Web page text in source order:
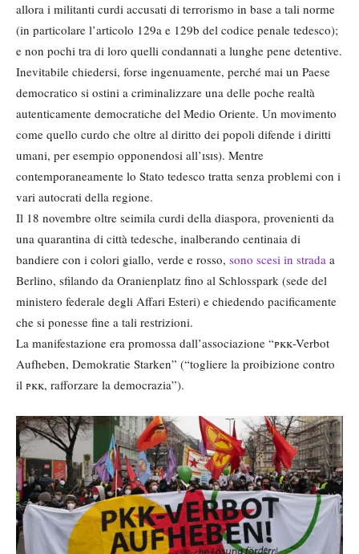
allora i militanti curdi accusati di terrorismo in base a tali norme
(in particolare l’articolo 129a e 129b del codice penale tedesco);
e non pochi tra di loro quelli condannati a lunghe pene detentive.
Inevitabile chiedersi, forse ingenuamente, perché mai un Paese
democratico si ostini a criminalizzare una delle poche realtà
autenticamente democratiche del Medio Oriente. Un movimento
come quello curdo che oltre al diritto dei popoli difende i diritti
umani, per esempio opponendosi all’isis). Mentre
contemporaneamente lo Stato tedesco tratta senza problemi con i
vari autocrati della regione.
Il 18 novembre oltre seimila curdi della diaspora, provenienti da
una quarantina di città tedesche, inalberando centinaia di
bandiere con i colori giallo, verde e rosso, sono scesi in strada a
Berlino, sfilando da Oranienplatz fino al Schlosspark (sede del
ministero federale degli Affari Esteri) e chiedendo pacificamente
che si ponesse fine a tali restrizioni.
La manifestazione era promossa dall’associazione “pkk-Verbot
Aufheben, Demokratie Starken” (“togliere la proibizione contro
il pkk, rafforzare la democrazia”).